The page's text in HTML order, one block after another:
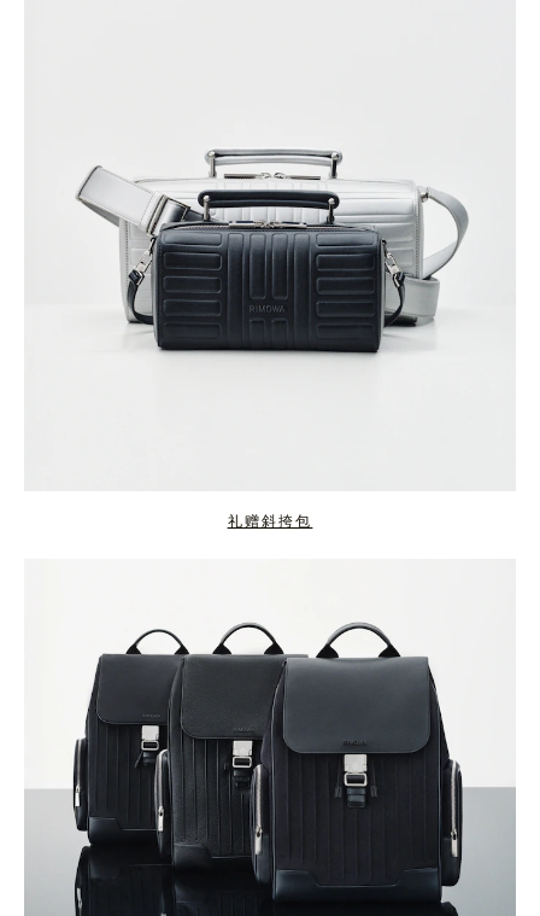
礼赠斜挎包